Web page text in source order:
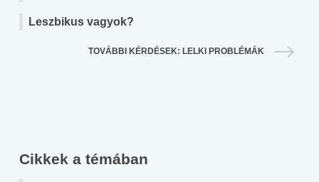
Leszbikus vagyok?
TOVÁBBI KÉRDÉSEK: LELKI PROBLÉMÁK
Cikkek a témában